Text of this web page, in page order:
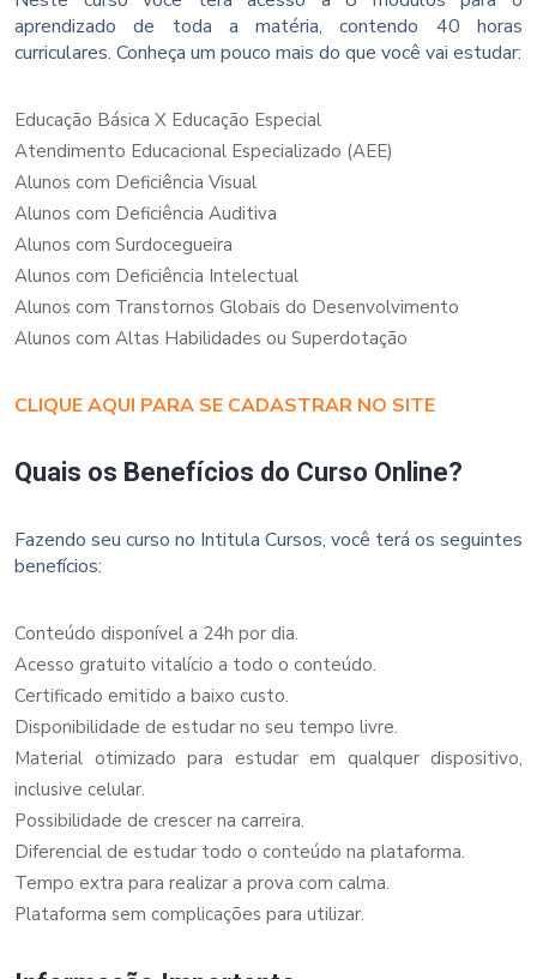
aprendizado de toda a matéria, contendo 40 horas
curriculares. Conheça um pouco mais do que você vai estudar:
Educação Básica X Educação Especial
Atendimento Educacional Especializado (AEE)
Alunos com Deficiência Visual
Alunos com Deficiência Auditiva
Alunos com Surdocegueira
Alunos com Deficiência Intelectual
Alunos com Transtornos Globais do Desenvolvimento
Alunos com Altas Habilidades ou Superdotação
CLIQUE AQUI PARA SE CADASTRAR NO SITE
Quais os Benefícios do Curso Online?
Fazendo seu curso no Intitula Cursos, você terá os seguintes
benefícios:
Conteúdo disponível a 24h por dia.
Acesso gratuito vitalício a todo o conteúdo.
Certificado emitido a baixo custo.
Disponibilidade de estudar no seu tempo livre.
Material otimizado para estudar em qualquer dispositivo,
inclusive celular.
Possibilidade de crescer na carreira.
Diferencial de estudar todo o conteúdo na plataforma.
Tempo extra para realizar a prova com calma.
Plataforma sem complicações para utilizar.